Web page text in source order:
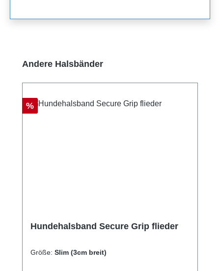
Produktgalerie überspringen
Andere Halsbänder
Rabatt
%
Hundehalsband Secure Grip flieder
Größe: Slim (3cm breit)